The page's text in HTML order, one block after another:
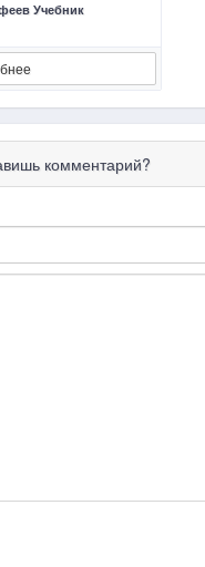
Учебник
комментарий?